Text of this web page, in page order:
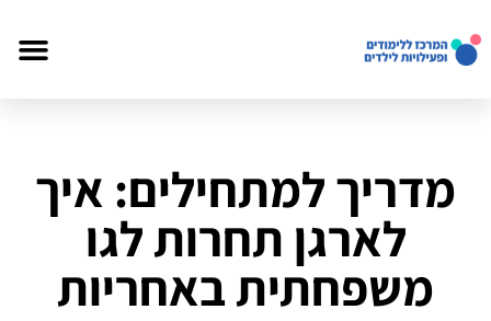
מדריך למתחילים: איך
לארגן תחרות לגו
משפחתית באחריות